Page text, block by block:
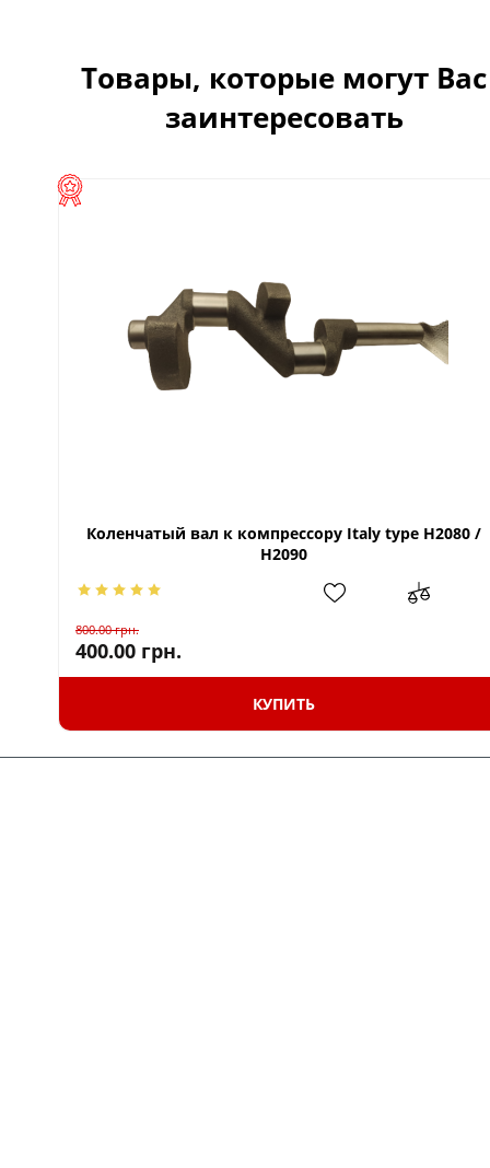
Товары, которые могут Вас
заинтересовать
Коленчатый вал к компрессору Italy type H2080 /
H2090
800.00грн.
400.00 грн.
КУПИТЬ